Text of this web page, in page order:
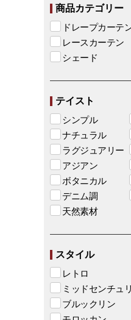
商品カテゴリー
ドレープカーテ
レースカーテン
シェード
テイスト
シンプル
ナチュラル
ラグジュアリー
アジアン
ボタニカル
デニム調
天然素材
スタイル
レトロ
ミッドセンチュ
ブルックリン